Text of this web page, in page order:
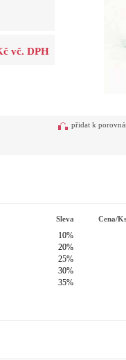
vč. DPH
přidat k
Sleva Cena/ks
10%
20%
25%
30%
35%